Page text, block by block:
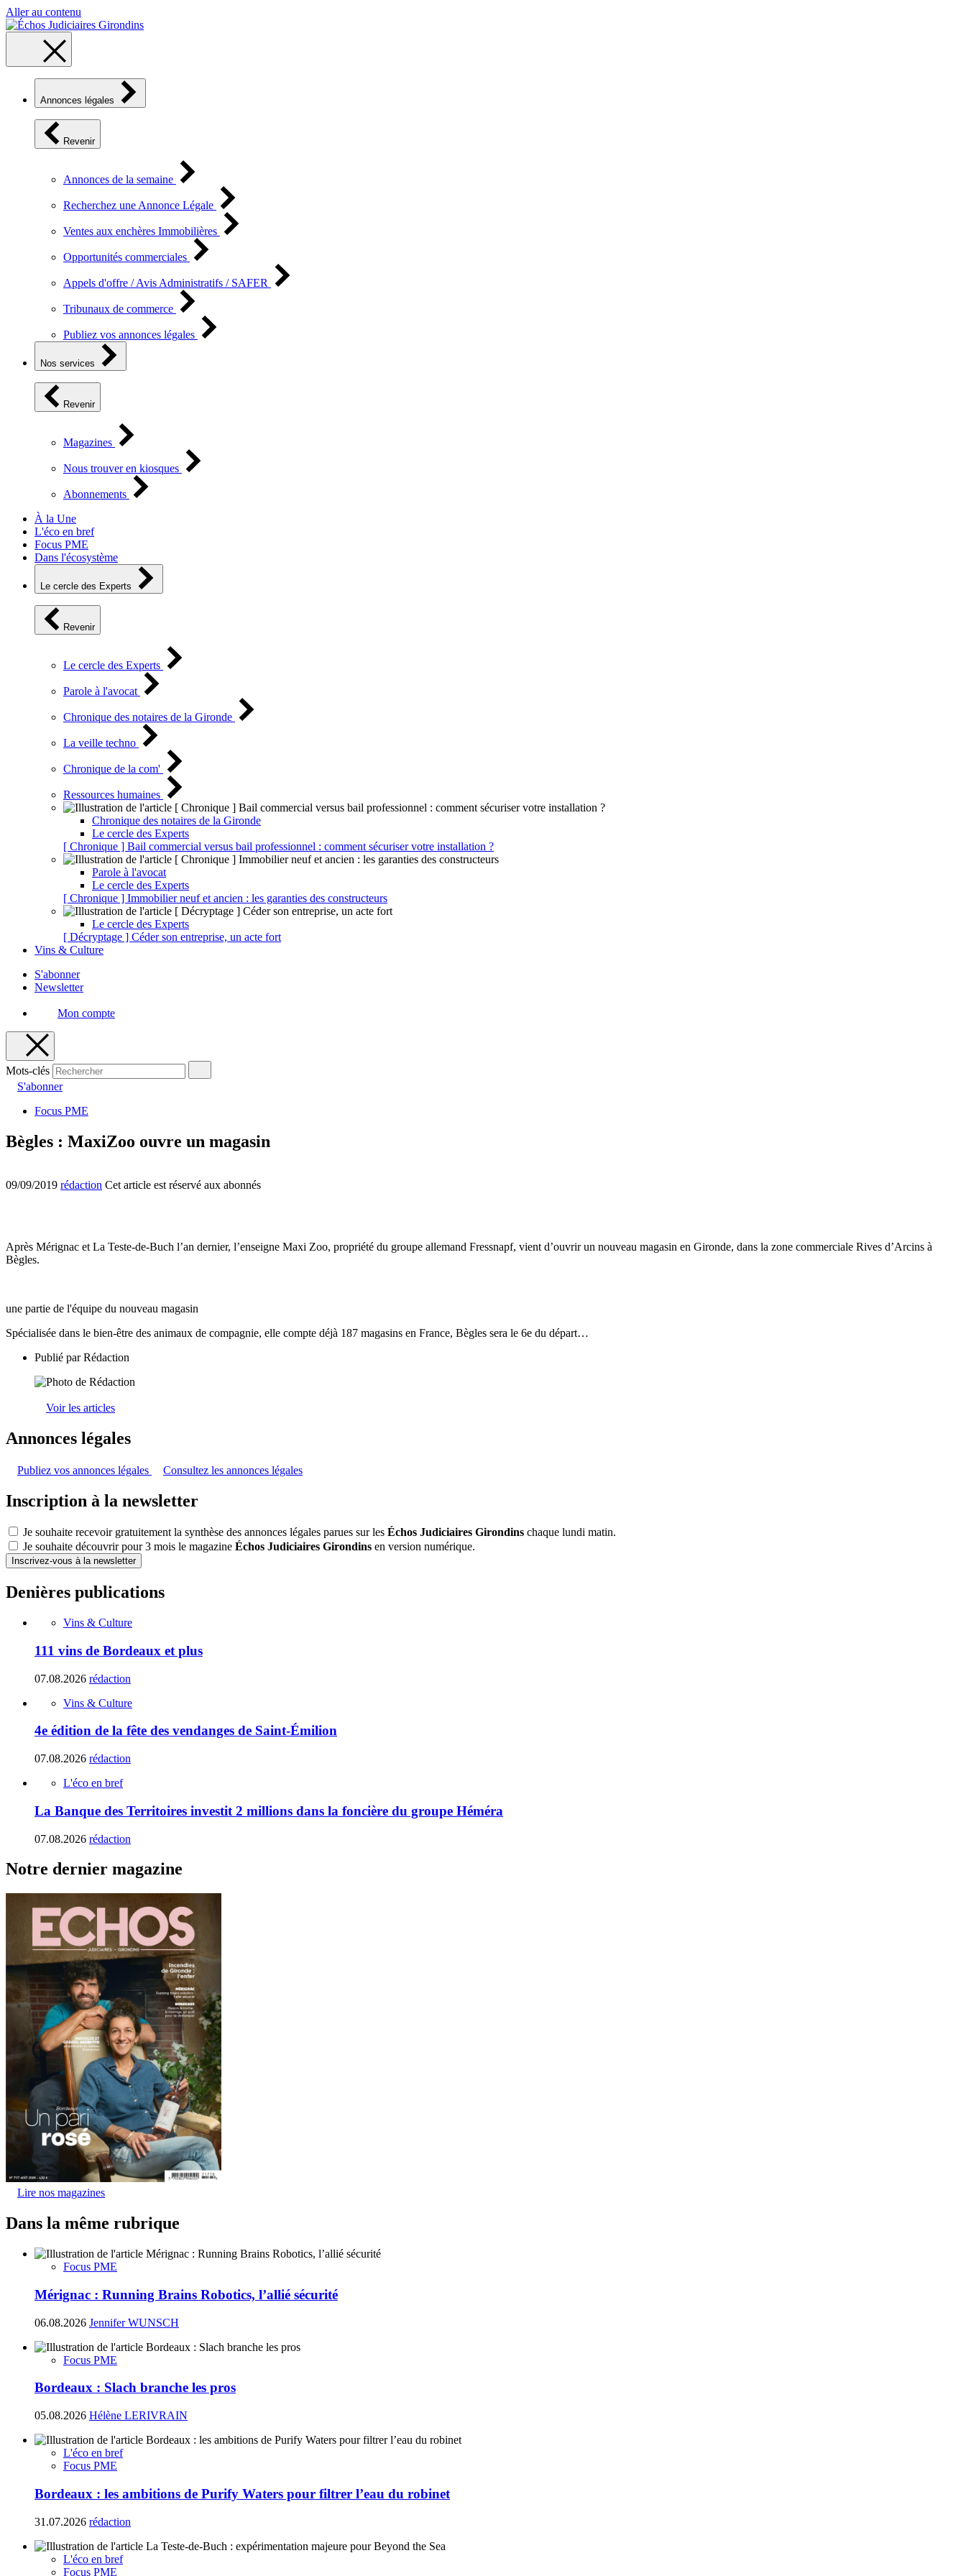
Aller au contenu
Annonces légales
Revenir
Annonces de la semaine
Recherchez une Annonce Légale
Ventes aux enchères Immobilières
Opportunités commerciales
Appels d'offre / Avis Administratifs / SAFER
Tribunaux de commerce
Publiez vos annonces légales
Nos services
Revenir
Magazines
Nous trouver en kiosques
Abonnements
À la Une
L'éco en bref
Focus PME
Dans l'écosystème
Le cercle des Experts
Revenir
Le cercle des Experts
Parole à l'avocat
Chronique des notaires de la Gironde
La veille techno
Chronique de la com'
Ressources humaines
Chronique des notaires de la Gironde
Le cercle des Experts
[ Chronique ] Bail commercial versus bail professionnel : comment sécuriser votre installation ?
Parole à l'avocat
Le cercle des Experts
[ Chronique ] Immobilier neuf et ancien : les garanties des constructeurs
Le cercle des Experts
[ Décryptage ] Céder son entreprise, un acte fort
Vins & Culture
S'abonner
Newsletter
Mon compte
Mots-clés
S'abonner
Focus PME
Bègles : MaxiZoo ouvre un magasin
09/09/2019 rédaction Cet article est réservé aux abonnés
Après Mérignac et La Teste-de-Buch l’an dernier, l’enseigne Maxi Zoo, propriété du groupe allemand Fressnapf, vient d’ouvrir un nouveau magasin en Gironde, dans la zone commerciale Rives d’Arcins à
Bègles.
une partie de l'équipe du nouveau magasin
Spécialisée dans le bien-être des animaux de compagnie, elle compte déjà 187 magasins en France, Bègles sera le 6e du départ…
Publié parRédaction
Voir les articles
Annonces légales
Publiez vos annonces légales Consultez les annonces légales
Inscription à la newsletter
Je souhaite recevoir gratuitement la synthèse des annonces légales parues sur les Échos Judiciaires Girondins chaque lundi matin.
Je souhaite découvrir pour 3 mois le magazine Échos Judiciaires Girondins en version numérique.
Inscrivez-vous à la newsletter
Denières publications
Vins & Culture
111 vins de Bordeaux et plus
07.08.2026 rédaction
Vins & Culture
4e édition de la fête des vendanges de Saint-Émilion
07.08.2026 rédaction
L'éco en bref
La Banque des Territoires investit 2 millions dans la foncière du groupe Héméra
07.08.2026 rédaction
Notre dernier magazine
Lire nos magazines
Dans la même rubrique
Focus PME
Mérignac : Running Brains Robotics, l’allié sécurité
06.08.2026 Jennifer WUNSCH
Focus PME
Bordeaux : Slach branche les pros
05.08.2026 Hélène LERIVRAIN
L'éco en bref
Focus PME
Bordeaux : les ambitions de Purify Waters pour filtrer l’eau du robinet
31.07.2026 rédaction
L'éco en bref
Focus PME